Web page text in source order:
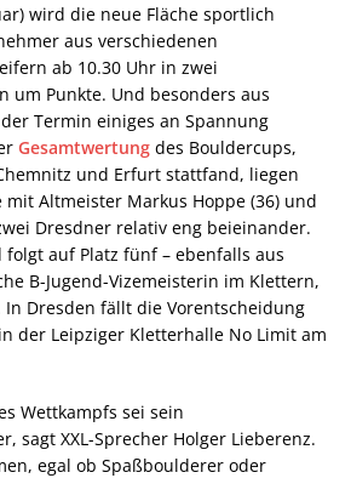
wird die neue Fläche sportlich
aus verschiedenen
ab 10.30 Uhr in zwei
um Punkte. Und besonders aus
Termin einiges an Spannung
Gesamtwertung des Bouldercups,
und Erfurt stattfand, liegen
Altmeister Markus Hoppe (36) und
Dresdner relativ eng beieinander.
auf Platz fünf – ebenfalls aus
B-Jugend-Vizemeisterin im Klettern,
In Dresden fällt die Vorentscheidung
der Leipziger Kletterhalle No Limit am
Wettkampfs sei sein
sagt XXL-Sprecher Holger Lieberenz.
egal ob Spaßboulderer oder